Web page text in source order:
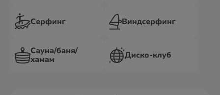
Серфинг Виндсерфинг
Сауна/баня/
хамам
Диско-клуб